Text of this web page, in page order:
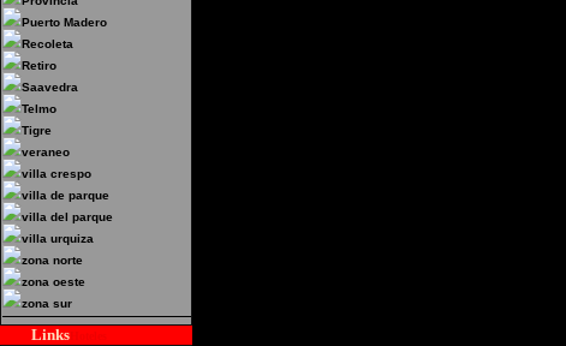
Puerto Madero
Recoleta
Retiro
Saavedra
Telmo
Tigre
veraneo
villa crespo
villa de parque
villa del parque
villa urquiza
zona norte
zona oeste
zona sur
Links